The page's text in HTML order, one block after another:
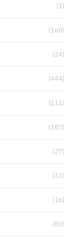
(1)
(160)
(24)
(444)
(111)
(187)
(27)
(33)
(16)
(80)